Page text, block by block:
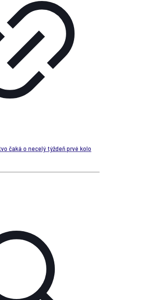
čaká o necelý týždeň prvé kolo